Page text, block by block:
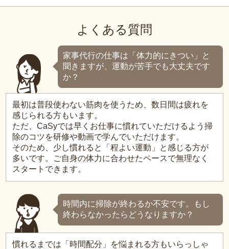
よくある質問
家事代行の仕事は「体力的にきつい」と
聞きますが、運動が苦手でも大丈夫です
か？
最初は普段使わない筋肉を使うため、数日間は疲れを
感じられる方もいます。
ただ、CaSyでは早くお仕事に慣れていただけるよう掃
除のコツを研修や動画で学んでいただけます。
そのため、少し慣れると「程よい運動」と感じる方が
多いです。ご自身の体力に合わせたペースで無理なく
スタートできます。
時間内に掃除が終わるか不安です。もし
終わらなかったらどうなりますか？
慣れるまでは「時間配分」を悩まれる方もいらっしゃ